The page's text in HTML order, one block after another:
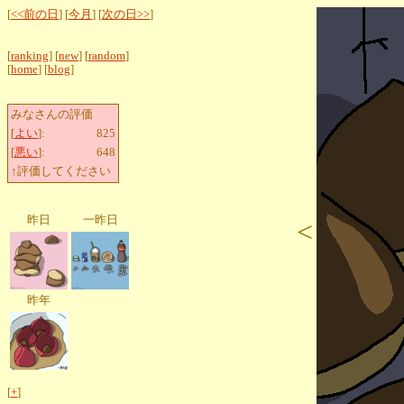
[<<前の日 ] [今月 ] [次の日>>]
[ranking] [new] [random]
[home] [blog]
みなさんの評価
[よい]:
825
[悪い]:
648
↑評価してください
昨日 一昨日
昨年
[+]
<